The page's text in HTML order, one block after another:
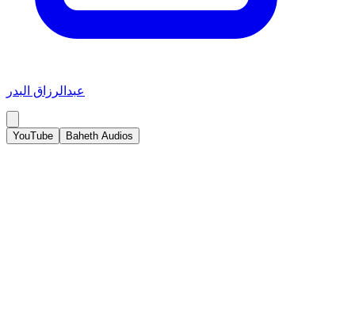
عبدالرزاق البدر
YouTube Baheth Audios